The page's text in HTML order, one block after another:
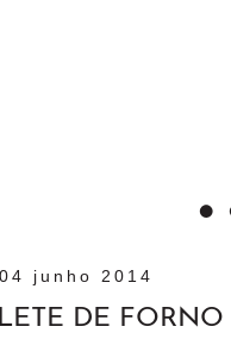
04 junho 2014
DE FORNO